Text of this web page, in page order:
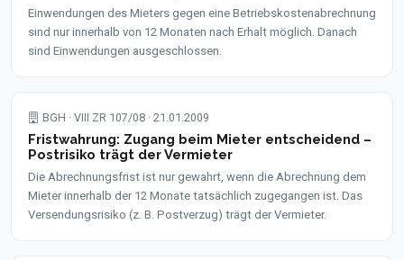
Einwendungen des Mieters gegen eine Betriebskostenabrechnung
sind nur innerhalb von 12 Monaten nach Erhalt möglich. Danach
sind Einwendungen ausgeschlossen.
BGH · VIII ZR 107/08 · 21.01.2009
Fristwahrung: Zugang beim Mieter entscheidend –
Postrisiko trägt der Vermieter
Die Abrechnungsfrist ist nur gewahrt, wenn die Abrechnung dem
Mieter innerhalb der 12 Monate tatsächlich zugegangen ist. Das
Versendungsrisiko (z. B. Postverzug) trägt der Vermieter.